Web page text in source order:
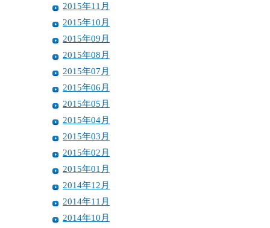
2015年11月
2015年10月
2015年09月
2015年08月
2015年07月
2015年06月
2015年05月
2015年04月
2015年03月
2015年02月
2015年01月
2014年12月
2014年11月
2014年10月